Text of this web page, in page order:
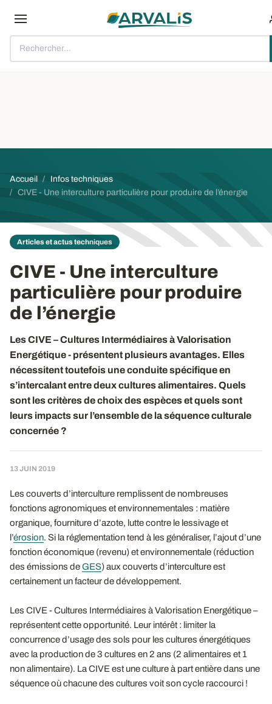
Rechercher...
Fil d'Ariane
Accueil
Infos techniques
CIVE - Une interculture particulière pour produire de l’énergie
Articles et actus techniques
CIVE - Une interculture
particulière pour produire
de l’énergie
Les CIVE – Cultures Intermédiaires à Valorisation
Energétique - présentent plusieurs avantages. Elles
nécessitent toutefois une conduite spécifique en
s’intercalant entre deux cultures alimentaires. Quels
sont les critères de choix des espèces et quels sont
leurs impacts sur l’ensemble de la séquence culturale
concernée ?
13 JUIN 2019
Les couverts d’interculture remplissent de nombreuses
fonctions agronomiques et environnementales : matière
organique, fourniture d’azote, lutte contre le lessivage et
l’érosion. Si la réglementation tend à les généraliser, l’ajout d’une
fonction économique (revenu) et environnementale (réduction
des émissions deGES) aux couverts d’interculture est
certainement un facteur de développement.
Les CIVE - Cultures Intermédiaires à Valorisation Energétique –
représentent cette opportunité. Leur intérêt : limiter la
concurrence d’usage des sols pour les cultures énergétiques
avec la production de 3 cultures en 2 ans (2 alimentaires et 1
non alimentaire). La CIVE est une culture à part entière dans une
séquence où chacune des cultures voit son cycle raccourci !